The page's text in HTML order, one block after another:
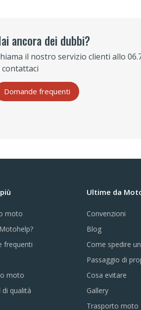
ancora dei dubbi?
il nostro servizio clienti allo
contattaci
Domande frequenti
moto
frequenti
moto
qualità
Ultime da
Convenzioni
Blog
Come spedire
Passaggio di
Cosa evitare
Gallery
Trasporto moto